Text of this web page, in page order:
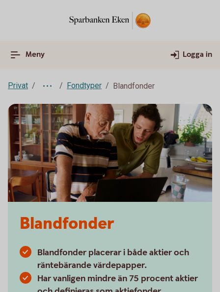
Meny Logga in
Privat Fondtyper Blandfonder
Blandfonder
Blandfonder placerar i både aktier och
räntebärande värdepapper.
Har vanligen mindre än 75 procent aktier